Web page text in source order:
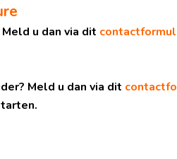
u dan via dit
Meld u dan via dit